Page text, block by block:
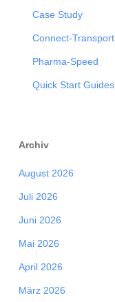
Case Study
Connect-Transport
Pharma-Speed
Quick Start Guides
Archiv
August 2026
Juli 2026
Juni 2026
Mai 2026
April 2026
März 2026